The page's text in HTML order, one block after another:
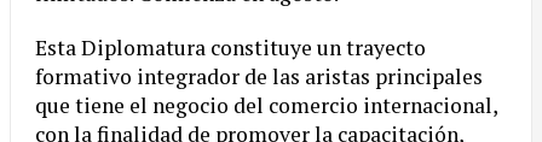
Esta Diplomatura constituye un trayecto
formativo integrador de las aristas principales
que tiene el negocio del comercio internacional,
con la finalidad de promover la capacitación,